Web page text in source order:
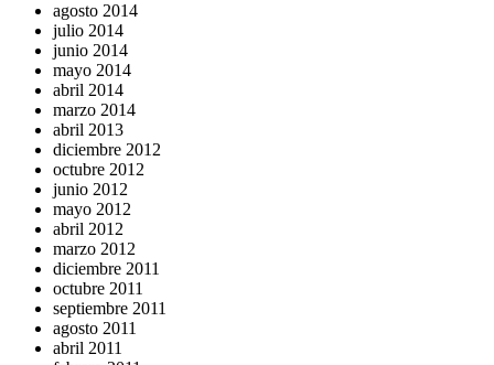
agosto 2014
julio 2014
junio 2014
mayo 2014
abril 2014
marzo 2014
abril 2013
diciembre 2012
octubre 2012
junio 2012
mayo 2012
abril 2012
marzo 2012
diciembre 2011
octubre 2011
septiembre 2011
agosto 2011
abril 2011